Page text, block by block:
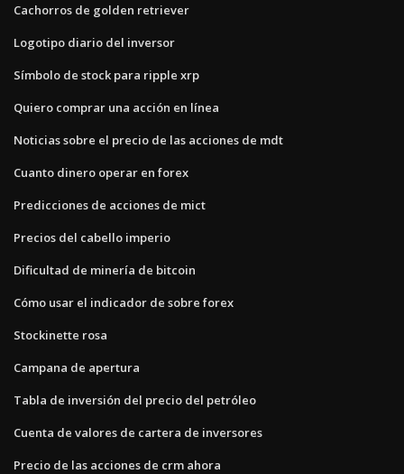
Cachorros de golden retriever
Logotipo diario del inversor
Símbolo de stock para ripple xrp
Quiero comprar una acción en línea
Noticias sobre el precio de las acciones de mdt
Cuanto dinero operar en forex
Predicciones de acciones de mict
Precios del cabello imperio
Dificultad de minería de bitcoin
Cómo usar el indicador de sobre forex
Stockinette rosa
Campana de apertura
Tabla de inversión del precio del petróleo
Cuenta de valores de cartera de inversores
Precio de las acciones de crm ahora